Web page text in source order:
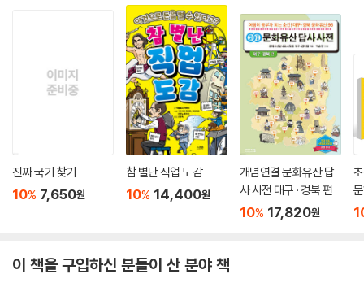
진짜 국기 찾기
10% 7,650원
참 별난 직업 도감
10% 14,400원
개념연결 문화유산 답
사 사전 대구 · 경북 편
10% 17,820원
이 책을 구입하신 분들이 산 분야 책